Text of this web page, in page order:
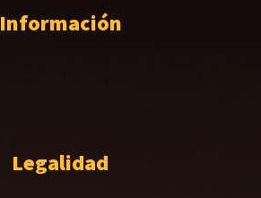
Información
Legalidad